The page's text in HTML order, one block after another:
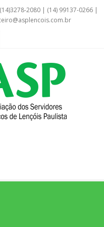
2080 | (14) 99137-0266 |